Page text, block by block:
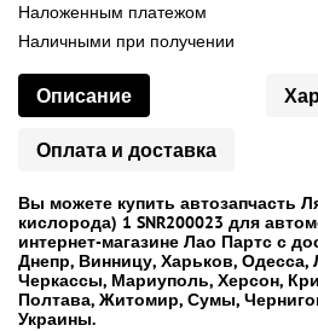
Наложенным платежом
Наличными при получении
Описание
Оплата и доставка
Вы можете купить автозапчасть
кислорода) 1 SNR200023 для
интернет-магазине Лао Партс с
Днепр, Винницу, Харьков, Одесса,
Черкассы, Мариуполь, Херсон,
Полтава, Житомир, Сумы,
Украины.